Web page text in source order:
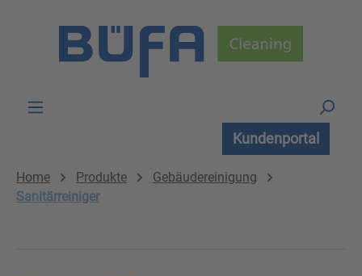
Kundenportal
Home Produkte
Gebäudereinigung
Sanitärreiniger